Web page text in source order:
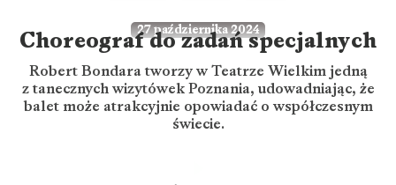
27 października 2024
Choreograf do zadań specjalnych
Robert Bondara tworzy w Teatrze Wielkim jedną
z tanecznych wizytówek Poznania, udowadniając, że
balet może atrakcyjnie opowiadać o współczesnym
świecie.